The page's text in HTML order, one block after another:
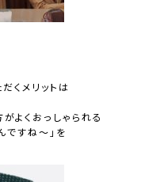
くメリットは
よくおっしゃられる
ですね～」を